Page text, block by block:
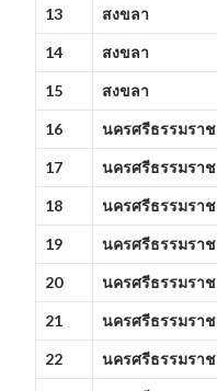
13 สงขลา
14 สงขลา
15 สงขลา
16 นครศรีธรรมราช
17 นครศรีธรรมราช
18 นครศรีธรรมราช
19 นครศรีธรรมราช
20 นครศรีธรรมราช
21 นครศรีธรรมราช
22 นครศรีธรรมราช